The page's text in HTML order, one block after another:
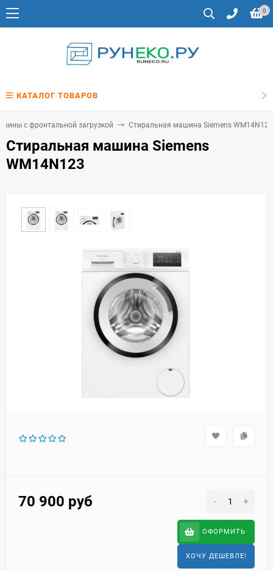
0
КАТАЛОГ ТОВАРОВ
с фронтальной загрузкой Стиральная машина Siemens WM14N123
Стиральная машина Siemens
WM14N123
70 900 руб - +
ОФОРМИТЬ
ХОЧУ ДЕШЕВЛЕ!